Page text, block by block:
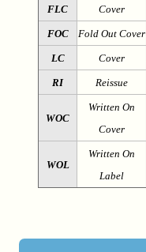
FLC Cover
FOC Fold Out Cover
LC Cover
RI Reissue
WOC
Written On
Cover
WOL
Written On
Label